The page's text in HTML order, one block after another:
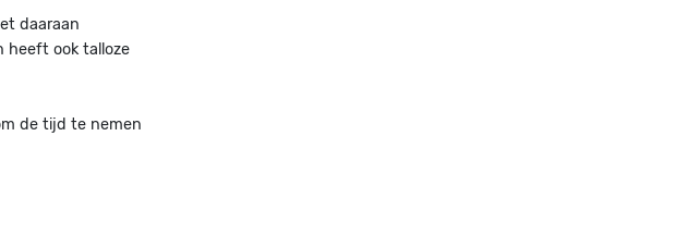
daaraan
heeft ook talloze
de tijd te nemen